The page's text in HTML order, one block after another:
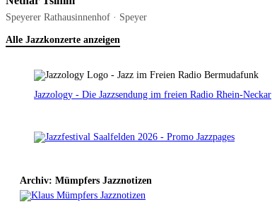
Speyerer Rathausinnenhof · Speyer
Alle Jazzkonzerte anzeigen
Jazzology - Die Jazzsendung im freien Radio Rhein-Neckar
Archiv: Mümpfers Jazznotizen